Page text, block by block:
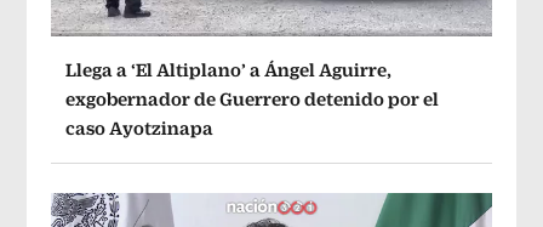
Llega a ‘El Altiplano’ a Ángel Aguirre,
exgobernador de Guerrero detenido por el
caso Ayotzinapa